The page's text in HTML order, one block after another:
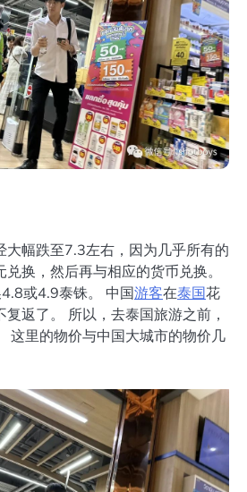
大幅跌至7.3左右，因为几乎所有的
换，然后再与相应的货币兑换。
或4.9泰铢。 中国游客在泰国花
返了。 所以，去泰国旅游之前，
这里的物价与中国大城市的物价几